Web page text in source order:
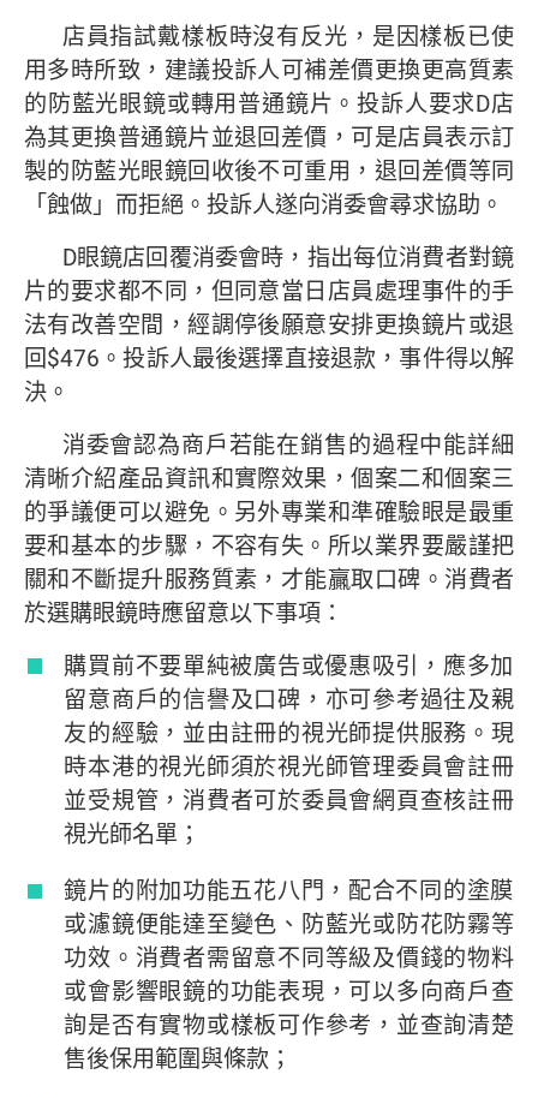
店員指試戴樣板時沒有反光，是因樣板已使
用多時所致，建議投訴人可補差價更換更高質素
的防藍光眼鏡或轉用普通鏡片。投訴人要求D店
為其更換普通鏡片並退回差價，可是店員表示訂
製的防藍光眼鏡回收後不可重用，退回差價等同
「蝕做」而拒絕。投訴人遂向消委會尋求協助。
D眼鏡店回覆消委會時，指出每位消費者對鏡
片的要求都不同，但同意當日店員處理事件的手
法有改善空間，經調停後願意安排更換鏡片或退
回$476。投訴人最後選擇直接退款，事件得以解
決。
消委會認為商戶若能在銷售的過程中能詳細
清晰介紹產品資訊和實際效果，個案二和個案三
的爭議便可以避免。另外專業和準確驗眼是最重
要和基本的步驟，不容有失。所以業界要嚴謹把
關和不斷提升服務質素，才能贏取口碑。消費者
於選購眼鏡時應留意以下事項：
購買前不要單純被廣告或優惠吸引，應多加
留意商戶的信譽及口碑，亦可參考過往及親
友的經驗，並由註冊的視光師提供服務。現
時本港的視光師須於視光師管理委員會註冊
並受規管，消費者可於委員會網頁查核註冊
視光師名單；
鏡片的附加功能五花八門，配合不同的塗膜
或濾鏡便能達至變色、防藍光或防花防霧等
功效。消費者需留意不同等級及價錢的物料
或會影響眼鏡的功能表現，可以多向商戶查
詢是否有實物或樣板可作參考，並查詢清楚
售後保用範圍與條款；